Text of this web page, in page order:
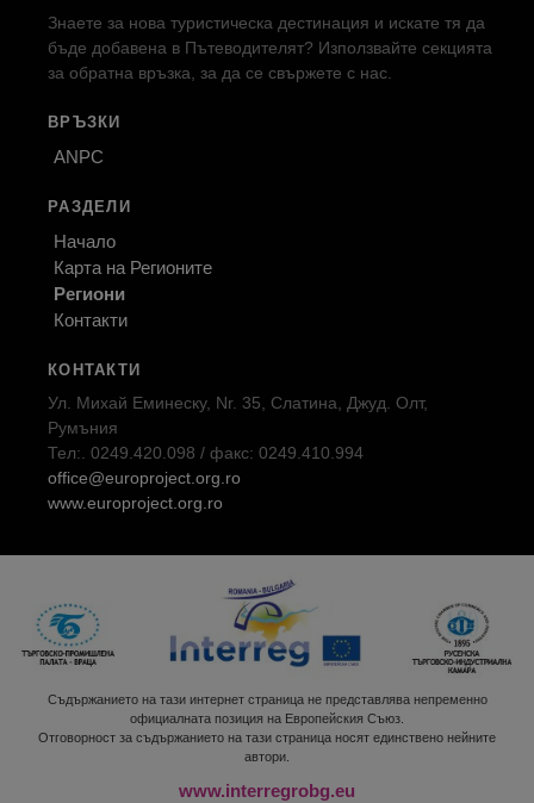
Знаете за нова туристическа дестинация и искате тя да
бъде добавена в Пътеводителят? Използвайте секцията
за обратна връзка, за да се свържете с нас.
ВРЪЗКИ
ANPC
РАЗДЕЛИ
Начало
Карта на Регионите
Региони
Контакти
КОНТАКТИ
Ул. Михай Еминеску, Nr. 35, Слатина, Джуд. Олт,
Румъния
Тел:. 0249.420.098 / факс: 0249.410.994
office@europroject.org.ro
www.europroject.org.ro
Съдържанието на тази интернет страница не представлява непременно
официалната позиция на Европейския Съюз.
Отговорност за съдържанието на тази страница носят единствено нейните
автори.
www.interregrobg.eu